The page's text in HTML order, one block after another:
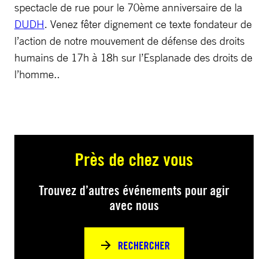
spectacle de rue pour le 70ème anniversaire de la
DUDH. Venez fêter dignement ce texte fondateur de
l’action de notre mouvement de défense des droits
humains de 17h à 18h sur l’Esplanade des droits de
l’homme..
Près de chez vous
Trouvez d’autres événements pour agir
avec nous
RECHERCHER